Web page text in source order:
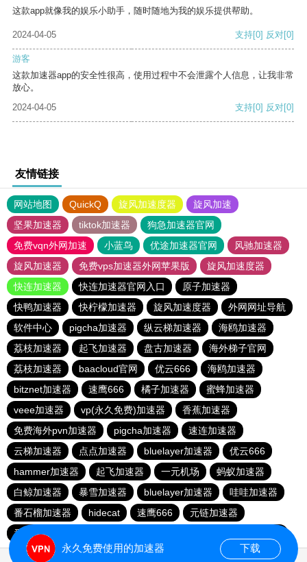
这款app就像我的娱乐小助手，随时随地为我的娱乐提供帮助。
2024-04-05 支持[0] 反对[0]
游客
这款加速器app的安全性很高，使用过程中不会泄露个人信息，让我非常
放心。
2024-04-05
支持[0] 反对[0]
友情链接
网站地图 QuickQ 旋风加速度器
旋风加速
坚果加速器
tiktok加速器
狗急加速器官网
免费vqn外网加速
小蓝鸟 优途加速器官网
风驰加速器
旋风加速器
免费vps加速器外网苹果版
旋风加速度器
快连加速器
快连加速器官网入口
原子加速器
快鸭加速器
快柠檬加速器 旋风加速度器
外网网址导航
软件中心
pigcha加速器 纵云梯加速器
海鸥加速器
荔枝加速器
起飞加速器 盘古加速器
海外梯子官网
荔枝加速器
baacloud官网 优云666
海鸥加速器
bitznet加速器
速鹰666 橘子加速器
蜜蜂加速器
veee加速器
vp(永久免费)加速器
香蕉加速器
免费海外pvn加速器
pigcha加速器
速连加速器
云梯加速器
点点加速器 bluelayer加速器
优云666
hammer加速器
起飞加速器 一元机场
蚂蚁加速器
白鲸加速器
暴雪加速器 bluelayer加速器
哇哇加速器
番石榴加速器
hidecat 速鹰666
元链加速器
番石榴加速器
永久免费使用的加速器 下载